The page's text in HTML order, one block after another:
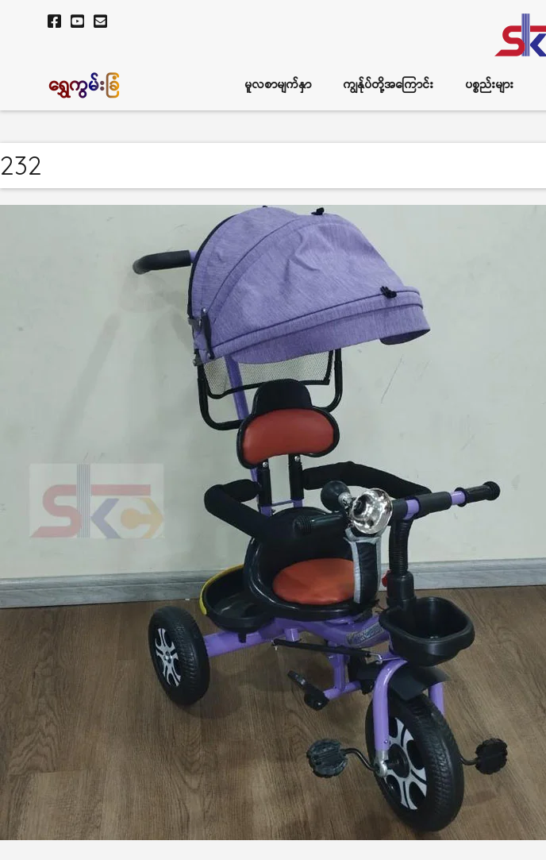
ရွှေကွမ်းခြံ မူလစာမျက်နှာ ကျွန်ုပ်တို့အကြောင်း ပစ္စည်းများ
232